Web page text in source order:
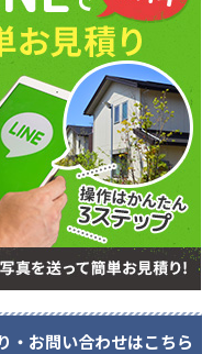
・お問い合わせはこちら